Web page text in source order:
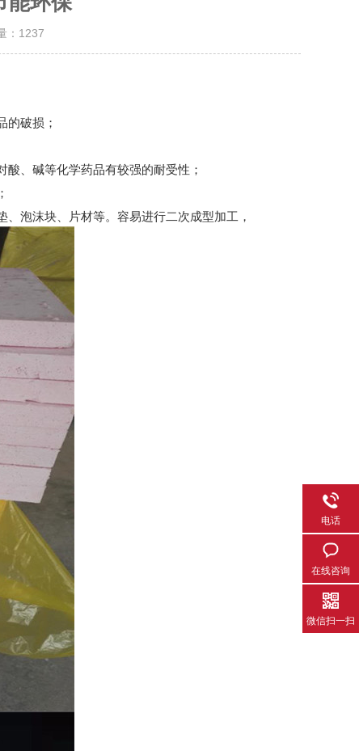
1237
的破损；
、碱等化学药品有较强的耐受性；
、泡沫块、片材等。容易进行二次成型加工，
电话
在线咨询
微信扫一扫